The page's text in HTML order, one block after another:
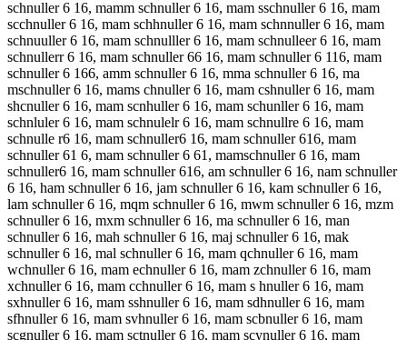
schnuller 6 16, mamm schnuller 6 16, mam sschnuller 6 16, mam
scchnuller 6 16, mam schhnuller 6 16, mam schnnuller 6 16, mam
schnuuller 6 16, mam schnulller 6 16, mam schnulleer 6 16, mam
schnullerr 6 16, mam schnuller 66 16, mam schnuller 6 116, mam
schnuller 6 166, amm schnuller 6 16, mma schnuller 6 16, ma
mschnuller 6 16, mams chnuller 6 16, mam cshnuller 6 16, mam
shcnuller 6 16, mam scnhuller 6 16, mam schunller 6 16, mam
schnluler 6 16, mam schnulelr 6 16, mam schnullre 6 16, mam
schnulle r6 16, mam schnuller6 16, mam schnuller 616, mam
schnuller 61 6, mam schnuller 6 61, mamschnuller 6 16, mam
schnuller6 16, mam schnuller 616, am schnuller 6 16, nam schnuller
6 16, ham schnuller 6 16, jam schnuller 6 16, kam schnuller 6 16,
lam schnuller 6 16, mqm schnuller 6 16, mwm schnuller 6 16, mzm
schnuller 6 16, mxm schnuller 6 16, ma schnuller 6 16, man
schnuller 6 16, mah schnuller 6 16, maj schnuller 6 16, mak
schnuller 6 16, mal schnuller 6 16, mam qchnuller 6 16, mam
wchnuller 6 16, mam echnuller 6 16, mam zchnuller 6 16, mam
xchnuller 6 16, mam cchnuller 6 16, mam s hnuller 6 16, mam
sxhnuller 6 16, mam sshnuller 6 16, mam sdhnuller 6 16, mam
sfhnuller 6 16, mam svhnuller 6 16, mam scbnuller 6 16, mam
scgnuller 6 16, mam sctnuller 6 16, mam scynuller 6 16, mam